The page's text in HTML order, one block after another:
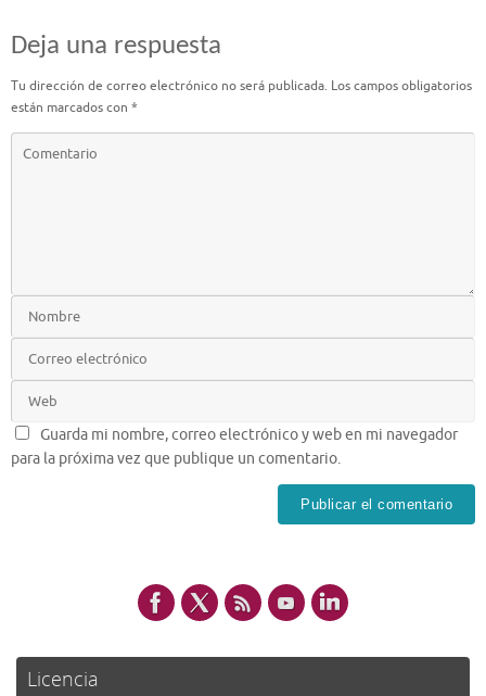
Deja una respuesta
Tu dirección de correo electrónico no será publicada. Los campos obligatorios
están marcados con *
Guarda mi nombre, correo electrónico y web en mi navegador
para la próxima vez que publique un comentario.
Licencia